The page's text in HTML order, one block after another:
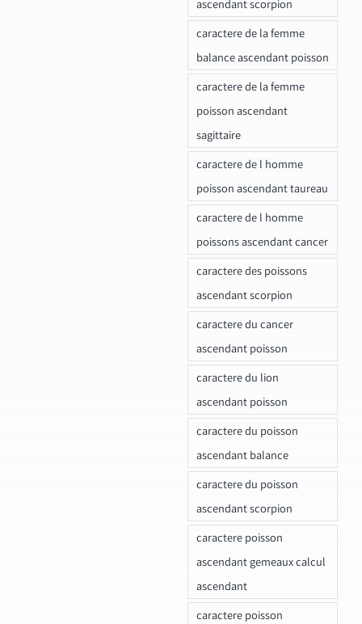
ascendant scorpion
caractere de la femme
balance ascendant poisson
caractere de la femme
poisson ascendant
sagittaire
caractere de l homme
poisson ascendant taureau
caractere de l homme
poissons ascendant cancer
caractere des poissons
ascendant scorpion
caractere du cancer
ascendant poisson
caractere du lion
ascendant poisson
caractere du poisson
ascendant balance
caractere du poisson
ascendant scorpion
caractere poisson
ascendant gemeaux calcul
ascendant
caractere poisson